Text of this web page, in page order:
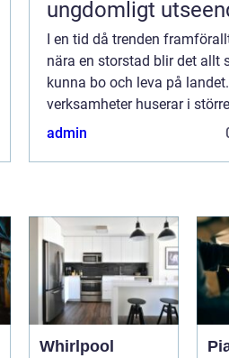
ungdomligt
I en tid då trenden
nära en storstad blir det allt
kunna bo och leva på
verksamheter huserar i
inte så...
admin
Whirlpool